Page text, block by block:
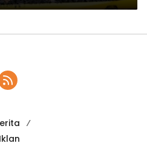
Iklan